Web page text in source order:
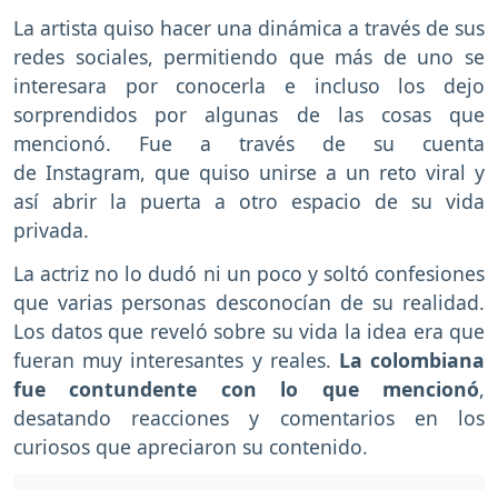
La artista quiso hacer una dinámica a través de sus
redes sociales, permitiendo que más de uno se
interesara por conocerla e incluso los dejo
sorprendidos por algunas de las cosas que
mencionó. Fue a través de su cuenta
de Instagram, que quiso unirse a un reto viral y
así abrir la puerta a otro espacio de su vida
privada.
La actriz no lo dudó ni un poco y soltó confesiones
que varias personas desconocían de su realidad.
Los datos que reveló sobre su vida la idea era que
fueran muy interesantes y reales. La colombiana
fue contundente con lo que mencionó,
desatando reacciones y comentarios en los
curiosos que apreciaron su contenido.